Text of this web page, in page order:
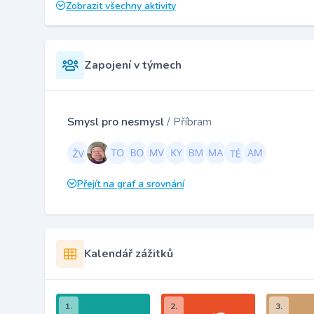
Zobrazit všechny aktivity
Zapojení v týmech
Smysl pro nesmysl/ Příbram
Přejít na graf a srovnání
Kalendář zážitků
1. 2. 3.